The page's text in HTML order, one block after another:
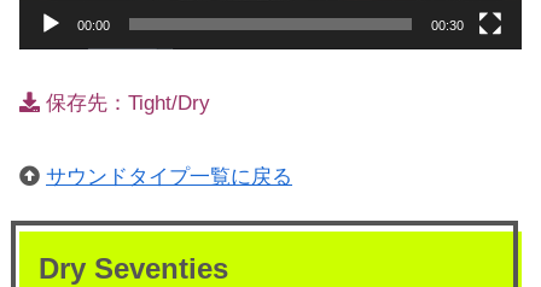
00:00 00:30
保存先：Tight/Dry
サウンドタイプ一覧に戻る
Dry Seventies